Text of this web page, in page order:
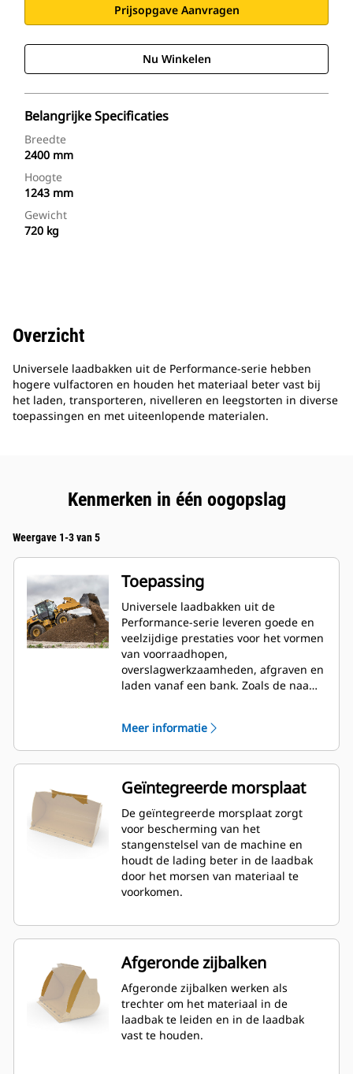
Prijsopgave Aanvragen
Nu Winkelen
Belangrijke Specificaties
Breedte
2400 mm
Hoogte
1243 mm
Gewicht
720 kg
Overzicht
Universele laadbakken uit de Performance-serie hebben
hogere vulfactoren en houden het materiaal beter vast bij
het laden, transporteren, nivelleren en leegstorten in diverse
toepassingen en met uiteenlopende materialen.
Kenmerken in één oogopslag
Weergave 1-3 van 5
Toepassing
Universele laadbakken uit de
Performance-serie leveren goede en
veelzijdige prestaties voor het vormen
van voorraadhopen,
overslagwerkzaamheden, afgraven en
laden vanaf een bank. Zoals de naam
voorraadhopen als het laden vanaf
een bank. Ze zijn ontworpen voor
standaard opbreekkrachten en
omstandigheden met een schurende
werking. Ideaal voor achterwaarts
slepen en nivelleringswerk. De
vulfactor voor laadbakken uit de
Performance-serie kan oplopen tot
115% bovenop de opgegeven
capaciteit.
Meer informatie
Geïntegreerde morsplaat
De geïntegreerde morsplaat zorgt
voor bescherming van het
stangenstelsel van de machine en
houdt de lading beter in de laadbak
door het morsen van materiaal te
voorkomen.
Afgeronde zijbalken
Afgeronde zijbalken werken als
trechter om het materiaal in de
laadbak te leiden en in de laadbak
vast te houden.